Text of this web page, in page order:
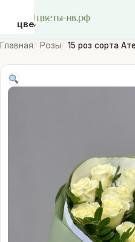
цветы-
нв.рф
Розы
Главная Розы 15 роз сорта